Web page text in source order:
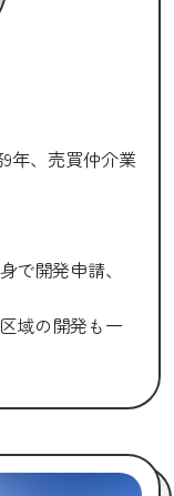
年、売買仲介業
開発申請、
域の開発も一